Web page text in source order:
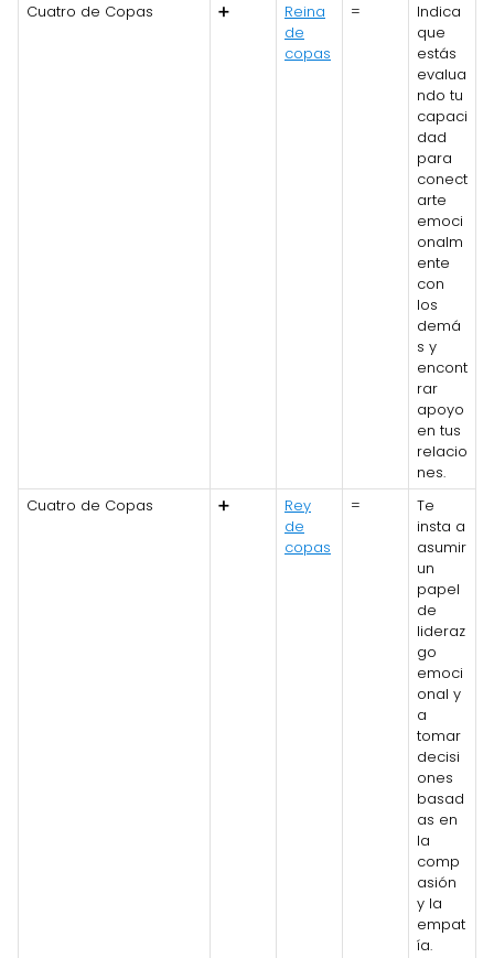
Cuatro de Copas
➕
Reina
de
copas
=
Indica
que
estás
evalua
ndo tu
capaci
dad
para
conect
arte
emoci
onalm
ente
con
los
demá
s y
encont
rar
apoyo
en tus
relacio
nes.
Cuatro de Copas
➕
Rey
de
copas
=
Te
insta a
asumir
un
papel
de
lideraz
go
emoci
onal y
a
tomar
decisi
ones
basad
as en
la
comp
asión
y la
empat
ía.